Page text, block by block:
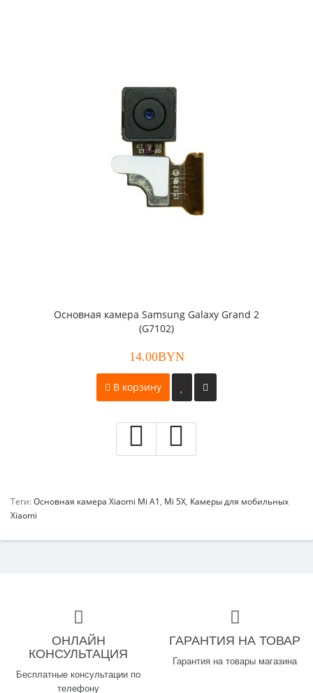
Основная камера Samsung Galaxy Grand 2
(G7102)
14.00BYN
В корзину
Теги:Основная камера Xiaomi Mi A1, Mi 5X, Камеры для мобильных
Xiaomi
ОНЛАЙН
КОНСУЛЬТАЦИЯ
Бесплатные консультации по
телефону
ГАРАНТИЯ НА ТОВАР
Гарантия на товары магазина